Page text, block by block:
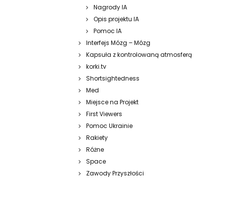
Nagrody IA
Opis projektu IA
Pomoc IA
Interfejs Mózg – Mózg
Kapsuła z kontrolowaną atmosferą
korki.tv
Shortsightedness
Med
Miejsce na Projekt
First Viewers
Pomoc Ukrainie
Rakiety
Różne
Space
Zawody Przyszłości